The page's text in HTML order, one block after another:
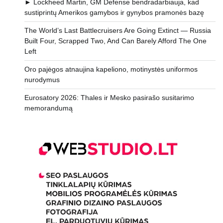
► Lockheed Martin, GM Defense bendradarbiauja, kad
sustiprintų Amerikos gamybos ir gynybos pramonės bazę
The World’s Last Battlecruisers Are Going Extinct — Russia
Built Four, Scrapped Two, And Can Barely Afford The One
Left
Oro pajėgos atnaujina kapeliono, motinystės uniformos
nurodymus
Eurosatory 2026: Thales ir Mesko pasirašo susitarimo
memorandumą